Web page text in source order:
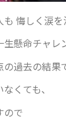
悔しく涙
懸命チャレ
過去の結果
くても、
ので